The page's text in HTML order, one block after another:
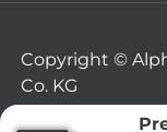
Copyright ©
Co. KG